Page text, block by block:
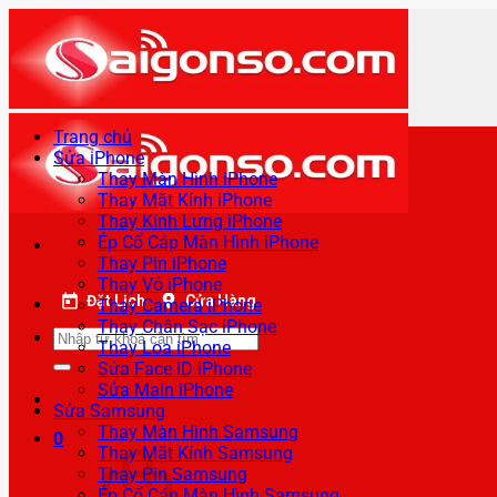
qua
nội
dung
Đặt Lịch Cửa Hàng
Tìm
kiếm:
0
Trang chủ
Sửa iPhone
Thay Màn Hình iPhone
Thay Mặt Kính iPhone
Thay Kính Lưng iPhone
Ép Cổ Cáp Màn Hình iPhone
Thay Pin iPhone
Thay Vỏ iPhone
Thay Camera iPhone
Thay Chân Sạc iPhone
Thay Loa iPhone
Sửa Face ID iPhone
Sửa Main iPhone
Sửa Samsung
Thay Màn Hình Samsung
Thay Mặt Kính Samsung
Thay Pin Samsung